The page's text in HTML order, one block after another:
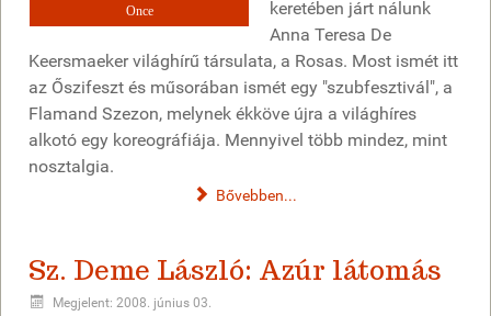
Once
keretében járt nálunk
Anna Teresa De
Keersmaeker világhírű társulata, a Rosas. Most ismét itt
az Őszifeszt és műsorában ismét egy "szubfesztivál", a
Flamand Szezon, melynek ékköve újra a világhíres
alkotó egy koreográfiája. Mennyivel több mindez, mint
nosztalgia.
Bővebben...
Sz. Deme László: Azúr látomás
Megjelent: 2008. június 03.